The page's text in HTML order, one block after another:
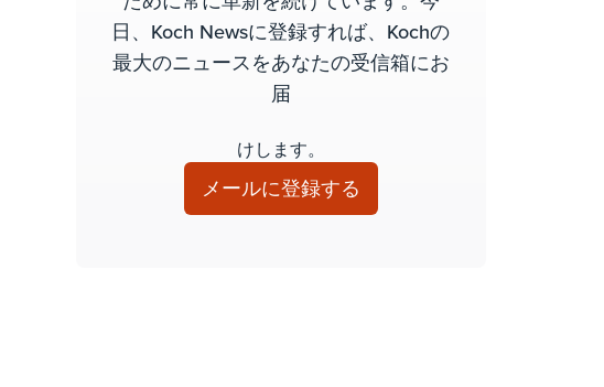
日、Koch Newsに登録すれば、Kochの
最大のニュースをあなたの受信箱にお
届
けします。
メールに登録する